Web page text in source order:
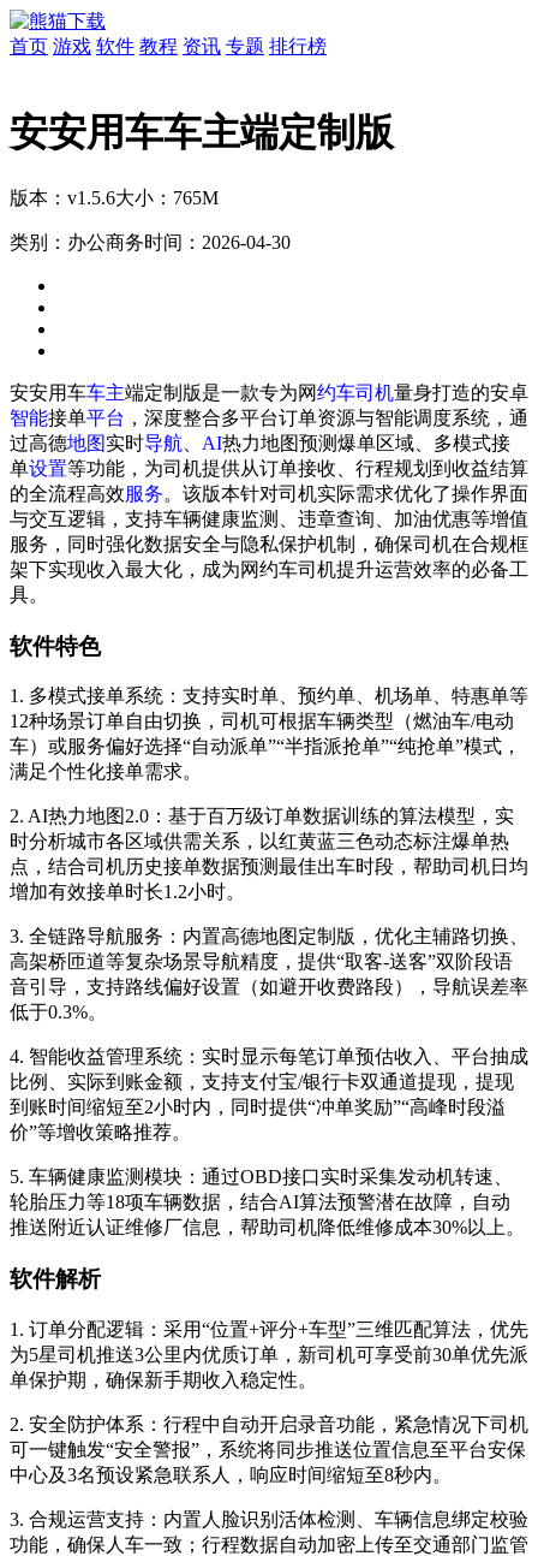
首页 游戏 软件 教程 资讯 专题 排行榜
安安用车车主端定制版
版本：v1.5.6大小：765M
类别：办公商务时间：2026-04-30
安安用车车主端定制版是一款专为网约车司机量身打造的安卓
智能接单平台 ，深度整合多平台订单资源与智能调度系统，通
过高德地图实时导航 AI热力地图预测爆单区域、多模式接
单设置等功能，为司机提供从订单接收、行程规划到收益结算
的全流程高效服务。该版本针对司机实际需求优化了操作界面
与交互逻辑，支持车辆健康监测、违章查询、加油优惠等增值
服务，同时强化数据安全与隐私保护机制，确保司机在合规框
架下实现收入最大化，成为网约车司机提升运营效率的必备工
具。
软件特色
1. 多模式接单系统：支持实时单、预约单、机场单、特惠单等
12种场景订单自由切换，司机可根据车辆类型（燃油车/电动
车）或服务偏好选择“自动派单”“半指派抢单”“纯抢单”模式，
满足个性化接单需求。
2. AI热力地图2.0：基于百万级订单数据训练的算法模型，实
时分析城市各区域供需关系，以红黄蓝三色动态标注爆单热
点，结合司机历史接单数据预测最佳出车时段，帮助司机日均
增加有效接单时长1.2小时。
3. 全链路导航服务：内置高德地图定制版，优化主辅路切换、
高架桥匝道等复杂场景导航精度，提供“取客-送客”双阶段语
音引导，支持路线偏好设置（如避开收费路段），导航误差率
低于0.3%。
4. 智能收益管理系统：实时显示每笔订单预估收入、平台抽成
比例、实际到账金额，支持支付宝/银行卡双通道提现，提现
到账时间缩短至2小时内，同时提供“冲单奖励”“高峰时段溢
价”等增收策略推荐。
5. 车辆健康监测模块：通过OBD接口实时采集发动机转速、
轮胎压力等18项车辆数据，结合AI算法预警潜在故障，自动
推送附近认证维修厂信息，帮助司机降低维修成本30%以上。
软件解析
1. 订单分配逻辑：采用“位置+评分+车型”三维匹配算法，优先
为5星司机推送3公里内优质订单，新司机可享受前30单优先派
单保护期，确保新手期收入稳定性。
2. 安全防护体系：行程中自动开启录音功能，紧急情况下司机
可一键触发“安全警报”，系统将同步推送位置信息至平台安保
中心及3名预设紧急联系人，响应时间缩短至8秒内。
3. 合规运营支持：内置人脸识别活体检测、车辆信息绑定校验
功能，确保人车一致；行程数据自动加密上传至交通部门监管